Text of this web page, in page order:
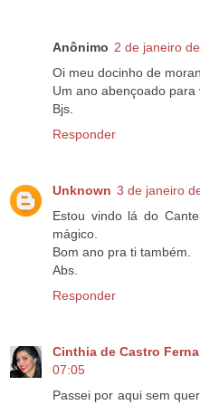
Anônimo 2 de janeiro
Oi meu docinho de
Um ano abençoado
Bjs.
Responder
Unknown 3 de janeiro
Estou vindo lá do
mágico.
Bom ano pra ti também.
Abs.
Responder
Cinthia de Castro
07:05
Passei por aqui sem